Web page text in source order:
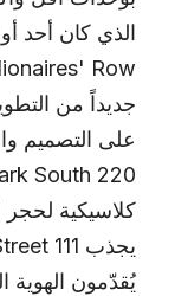
الذي كان أحد
جديداً من
على التصميم
كلاسيكية
يُقدّمون الهوية